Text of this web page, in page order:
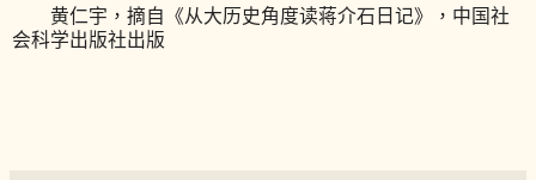
黄仁宇，摘自《从大历史角度读蒋介石日记》，中国社
会科学出版社出版